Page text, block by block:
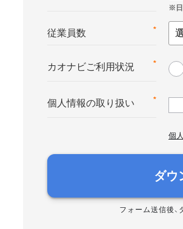
*
従業員数
*
カオナビご利用状況
*
個人情報の取り扱い
個
ダウ
フォーム送信後